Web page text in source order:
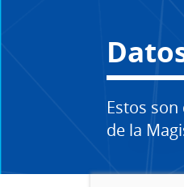
Estos
de la